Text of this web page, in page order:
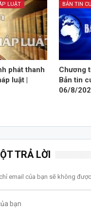
LUẬT
phát thanh
luật |
BẢN TIN
Chương
Bản tin
06/8/
TRẢ LỜI
email của bạn sẽ không